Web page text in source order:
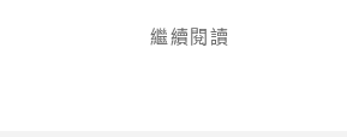
繼續閱讀